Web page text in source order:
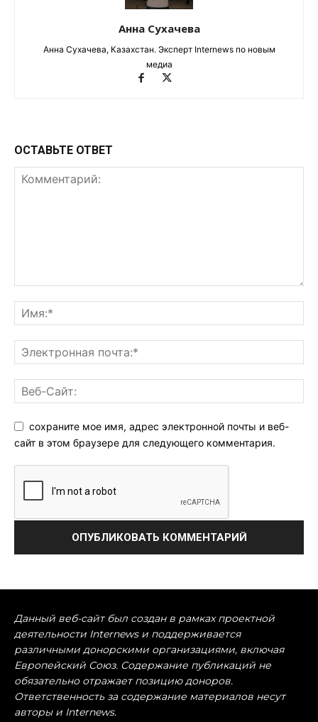
Анна Сухачева
Анна Сухачева, Казахстан. Эксперт Internews по новым
медиа
ОСТАВЬТЕ ОТВЕТ
сохраните мое имя, адрес электронной почты и веб-
сайт в этом браузере для следующего комментария.
Данный веб-сайт был создан в рамках проектной
деятельности Internews и поддерживается
различными донорскими организациями, включая
Европейский Союз. Содержание публикаций не
обязательно отражает позицию доноров.
Ответственность за содержание материалов несут
авторы и Internews.